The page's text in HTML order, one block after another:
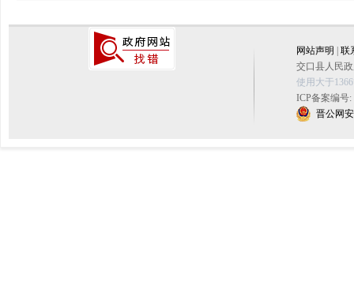
网站声明
联
交口县人民
使用大于
ICP备案编号:
晋公网